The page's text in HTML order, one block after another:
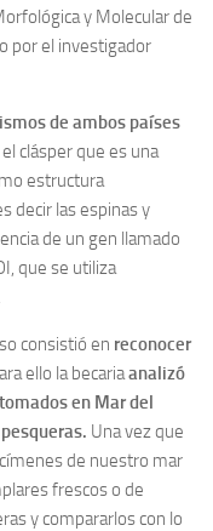
y Molecular de
por el investigador
de ambos países
clásper que es una
estructura
decir las espinas y
de un gen llamado
que se utiliza
consistió en reconocer
ello la becariaanalizó
en Mar del
Una vez que
de nuestro mar
frescos o de
y compararlos con lo